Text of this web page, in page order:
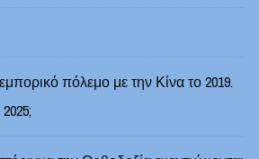
πόλεμο με την Κίνα το 2019.